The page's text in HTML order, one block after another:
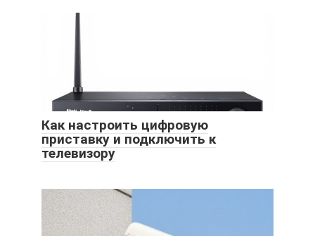
Как настроить цифровую
приставку и подключить к
телевизору